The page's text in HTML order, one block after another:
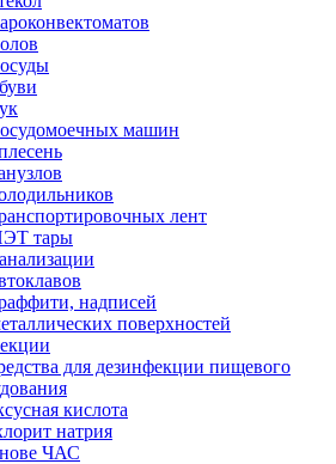
машин
лент
тары
надписей
поверхностей
для дезинфекции пищевого
кислота
натрия
ЧАС